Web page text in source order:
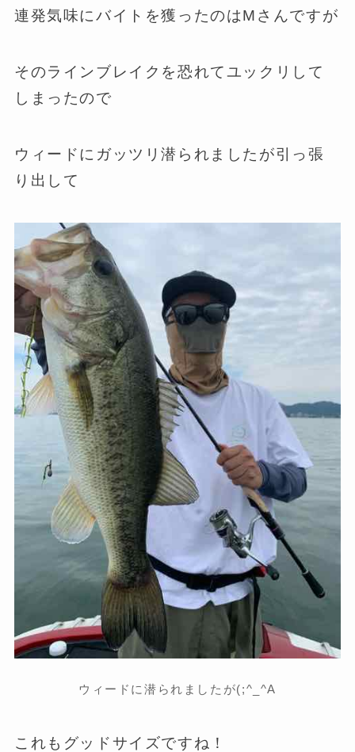
連発気味にバイトを獲ったのはMさんですが
そのラインブレイクを恐れてユックリして
しまったので
ウィードにガッツリ潜られましたが引っ張
り出して
ウィードに潜られましたが(;^_^A
これもグッドサイズですね！